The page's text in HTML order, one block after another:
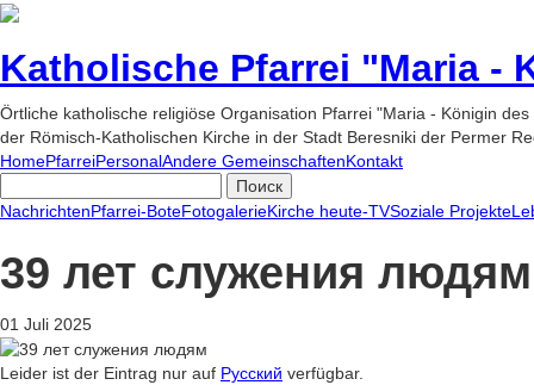
Katholische Pfarrei "Maria -
Örtliche katholische religiöse Organisation Pfarrei "Maria - Königin
der Römisch-Katholischen Kirche in der Stadt Beresniki der Permer
HomePfarreiPersonalAndere GemeinschaftenKontakt
NachrichtenPfarrei-BoteFotogalerieKirche heute-TVSoziale Projekte
39 лет служения людям
01 Juli 2025
Leider ist der Eintrag nur auf Русский verfügbar.